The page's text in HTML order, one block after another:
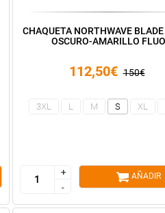
CHAQUETA NORTHWAVE
OSCURO-AMARILLO FLUO
112,50€ 150€
3XL L M S XL
+
-
+
-
AÑADIR